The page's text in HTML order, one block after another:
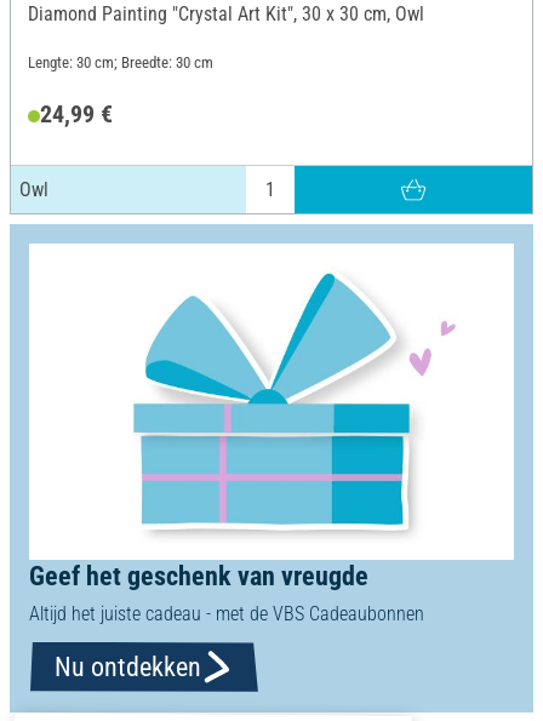
Diamond Painting "Crystal Art Kit", 30 x 30 cm, Owl
Lengte: 30 cm; Breedte: 30 cm
24,99 €
Owl
Geef het geschenk van vreugde
Altijd het juiste cadeau - met de VBS Cadeaubonnen
Nu ontdekken